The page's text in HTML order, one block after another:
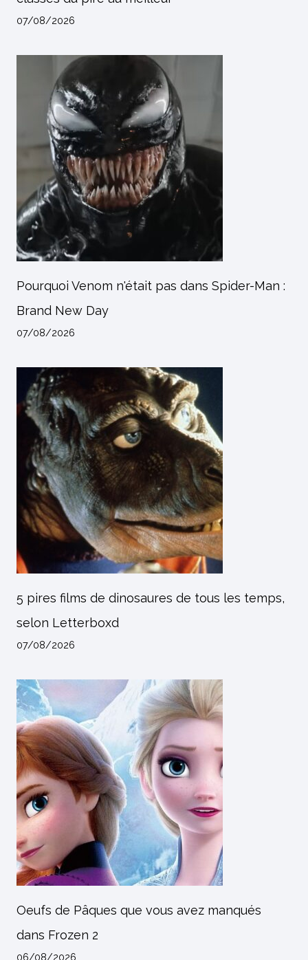
07/08/2026
Pourquoi Venom n'était pas dans Spider-Man :
Brand New Day
07/08/2026
5 pires films de dinosaures de tous les temps,
selon Letterboxd
07/08/2026
Oeufs de Pâques que vous avez manqués
dans Frozen 2
06/08/2026